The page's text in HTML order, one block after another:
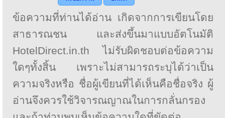
ข้อความที่ท่านได้อ่าน เกิดจากการเขียนโดย
สาธารณชน และส่งขึ้นมาแบบอัตโนมัติ
HotelDirect.in.th ไม่รับผิดชอบต่อข้อความ
ใดๆทั้งสิ้น เพราะไม่สามารถระบุได้ว่าเป็น
ความจริงหรือ ชื่อผู้เขียนที่ได้เห็นคือชื่อจริง ผู้
อ่านจึงควรใช้วิจารณญาณในการกลั่นกรอง